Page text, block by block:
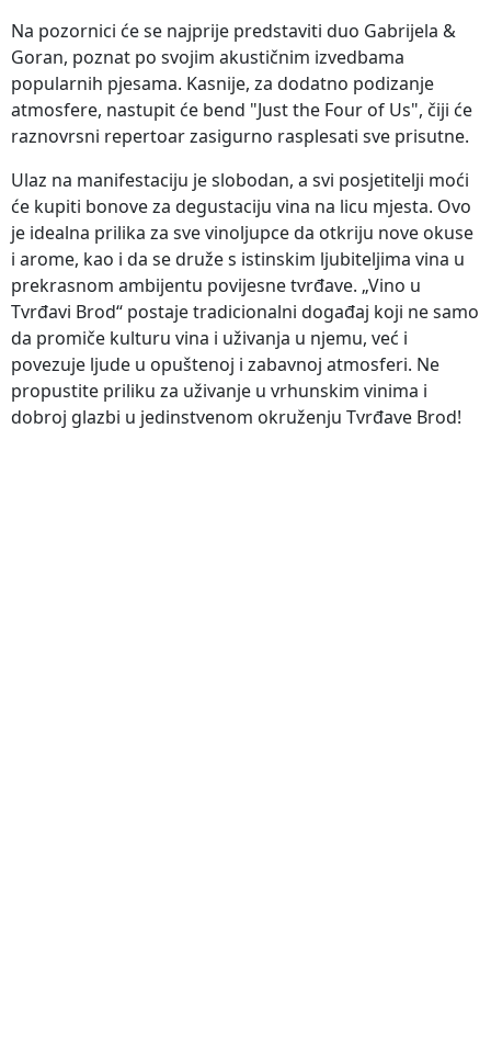
Na pozornici će se najprije predstaviti duo Gabrijela &
Goran, poznat po svojim akustičnim izvedbama
popularnih pjesama. Kasnije, za dodatno podizanje
atmosfere, nastupit će bend "Just the Four of Us", čiji će
raznovrsni repertoar zasigurno rasplesati sve prisutne.
Ulaz na manifestaciju je slobodan, a svi posjetitelji moći
će kupiti bonove za degustaciju vina na licu mjesta. Ovo
je idealna prilika za sve vinoljupce da otkriju nove okuse
i arome, kao i da se druže s istinskim ljubiteljima vina u
prekrasnom ambijentu povijesne tvrđave. „Vino u
Tvrđavi Brod“ postaje tradicionalni događaj koji ne samo
da promiče kulturu vina i uživanja u njemu, već i
povezuje ljude u opuštenoj i zabavnoj atmosferi. Ne
propustite priliku za uživanje u vrhunskim vinima i
dobroj glazbi u jedinstvenom okruženju Tvrđave Brod!